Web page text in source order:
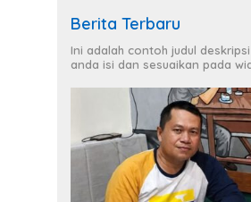
Berita Terbaru
Ini adalah contoh judul
anda isi dan sesuaikan pada